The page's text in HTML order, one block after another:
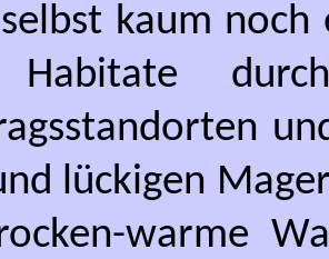
kaum
Habitate
lückigen
warme